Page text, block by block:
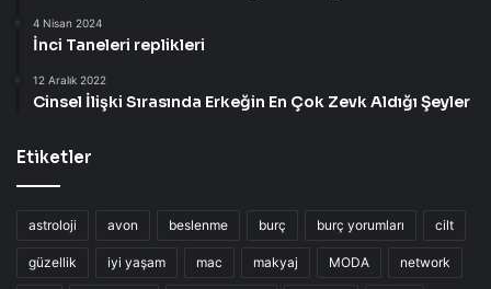
4 Nisan 2024
İnci Taneleri replikleri
12 Aralık 2022
Cinsel İlişki Sırasında Erkeğin En Çok Zevk Aldığı Şeyler
Etiketler
astroloji avon beslenme burç burç yorumları cilt
güzellik iyi yaşam mac makyaj MODA network